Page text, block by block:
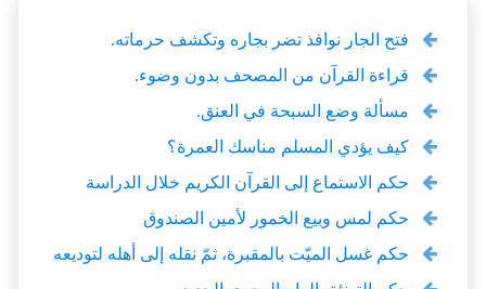
فتح الجار نوافذ تضر بجاره وتكشف حرماته.
قراءة القرآن من المصحف بدون وضوء.
مسألة وضع السبحة في العنق.
كيف يؤدي المسلم مناسك العمرة؟
حكم الاستماع إلى القرآن الكريم خلال الدراسة
حكم لمس وبيع الخمور لأمين الصندوق
حكم غسل الميّت بالمقبرة، ثمّ نقله إلى أهله لتوديعه